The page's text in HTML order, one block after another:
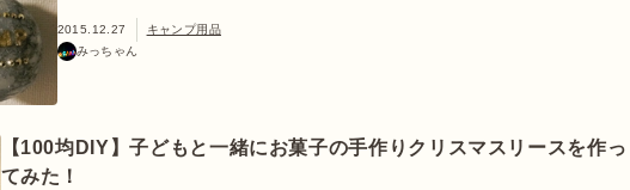
2015.12.27
キャンプ用品
みっちゃん
【100均DIY】子どもと一緒にお菓子の手作りクリスマスリースを作っ
てみた！